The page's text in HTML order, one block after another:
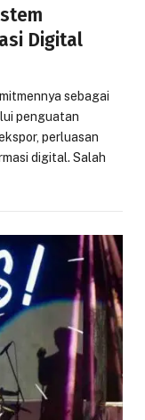
Digital
sebagai
penguatan
perluasan
digital. Salah